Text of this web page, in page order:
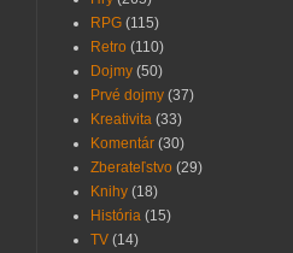
RPG (115)
Retro (110)
Dojmy (50)
Prvé dojmy (37)
Kreativita (33)
Komentár (30)
Zberateľstvo (29)
Knihy (18)
História (15)
TV (14)